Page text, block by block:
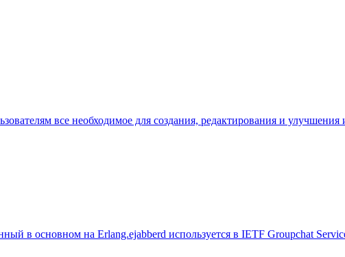
все необходимое для создания, редактирования и улучшения
в основном на Erlang.ejabberd используется в IETF Groupchat